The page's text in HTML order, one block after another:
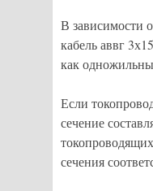
В зависимости
кабель аввг
как
Если
сечение
сечения